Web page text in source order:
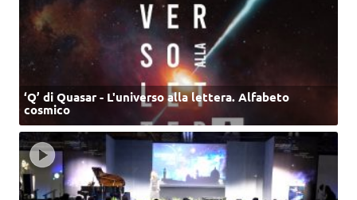
‘Q’ di Quasar - L'universo alla lettera. Alfabeto
cosmico